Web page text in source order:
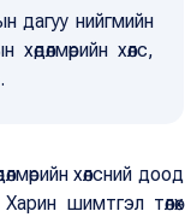
дагуу нийгмийн
хөлс,
хөлсний доод
шимтгэл төлөх